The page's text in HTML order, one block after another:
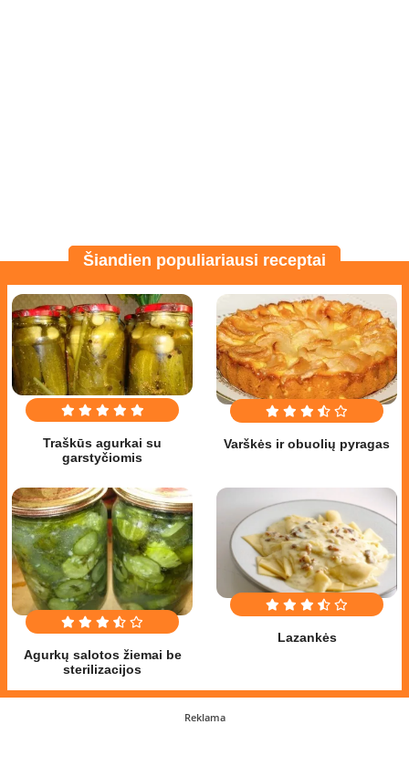
Šiandien populiariausi receptai
Traškūs agurkai su
garstyčiomis
Varškės ir obuolių pyragas
Agurkų salotos žiemai be
sterilizacijos
Lazankės
Reklama